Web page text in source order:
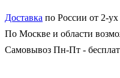
Доставка по России от 2-
По Москве и области
Самовывоз Пн-Пт -